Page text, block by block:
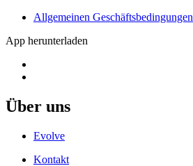
Allgemeinen Geschäftsbedingungen
App herunterladen
Über uns
Evolve
Kontakt